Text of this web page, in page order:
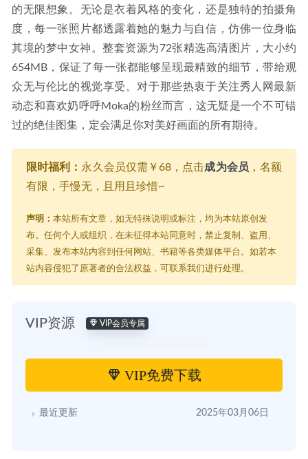
的无限想象。无论是衣着风格的变化，还是独特的拍摄角
度，每一张照片都透露着她的魅力与自信，仿佛一位身临
其境的梦中女神。整套资源为72张精选高清图片，大小约
654MB，保证了每一张都能够呈现最精致的细节，带给观
众无与伦比的视觉享受。对于那些热衷于关注秀人网最新
动态和喜欢奶呼呼Moka的粉丝而言，这无疑是一个不可错
过的绝佳图集，定会满足你对美好画面的所有期待。
限时福利： 永久会员仅需￥68，点击成为会员 ，名额
有限，手慢无，且用且珍惜~
声明： 本站所有文章，如无特殊说明或标注，均为本站原创发
布。任何个人或组织，在未征得本站同意时，禁止复制、盗用、
采集、发布本站内容到任何网站、书籍等各类媒体平台。如若本
站内容侵犯了原著者的合法权益，可联系我们进行处理。
VIP资源 VIP会员专属
VIP免费下载
最近更新 2025年03月06日